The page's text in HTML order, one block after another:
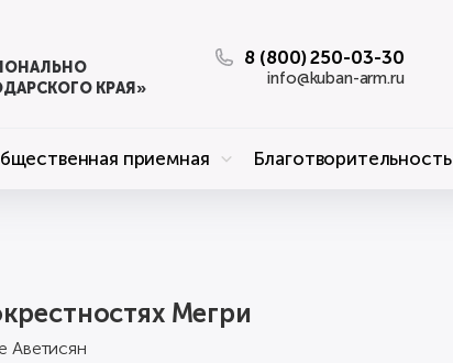
КРАЯ»
8 (800) 250-03-30
info@kuban-arm.ru
приемная Благотворительность
Мегри
Аветисян